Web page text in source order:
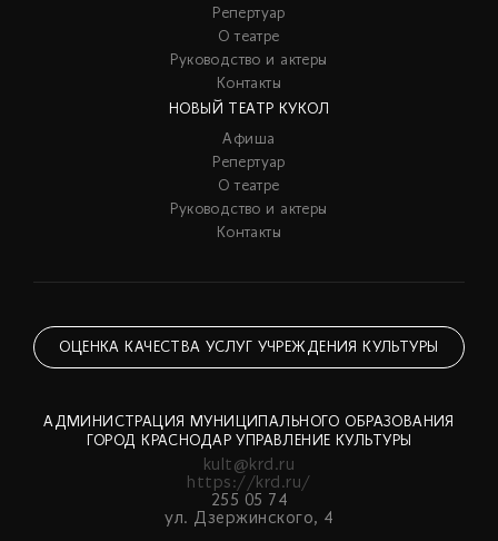
Репертуар
О театре
Руководство и актеры
Контакты
НОВЫЙ ТЕАТР КУКОЛ
Афиша
Репертуар
О театре
Руководство и актеры
Контакты
ОЦЕНКА КАЧЕСТВА УСЛУГ УЧРЕЖДЕНИЯ КУЛЬТУРЫ
АДМИНИСТРАЦИЯ МУНИЦИПАЛЬНОГО ОБРАЗОВАНИЯ
ГОРОД КРАСНОДАР УПРАВЛЕНИЕ КУЛЬТУРЫ
kult@krd.ru
https://krd.ru/
255 05 74
ул. Дзержинского, 4